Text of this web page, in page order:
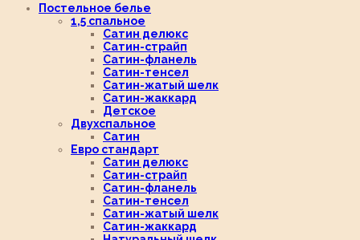
Постельное белье
1,5 спальное
Сатин делюкс
Сатин-страйп
Сатин-фланель
Сатин-тенсел
Сатин-жатый шелк
Сатин-жаккард
Детское
Двухспальное
Сатин
Евро стандарт
Сатин делюкс
Сатин-страйп
Сатин-фланель
Сатин-тенсел
Сатин-жатый шелк
Сатин-жаккард